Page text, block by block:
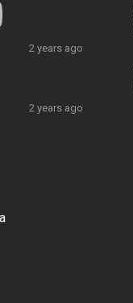
2 years ago
2 years ago